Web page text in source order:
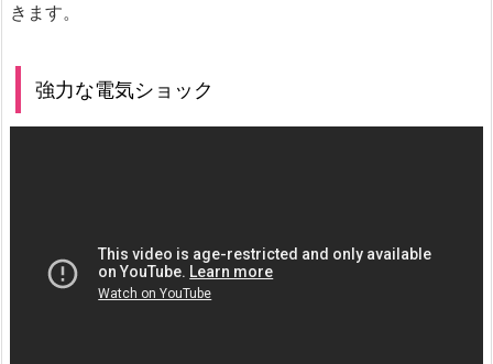
きます。
強力な電気ショック